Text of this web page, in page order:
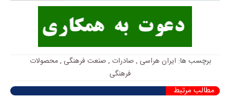
برچسب ها: ایران هراسی , صادرات , صنعت فرهنگی ,محصولات
فرهنگی
مطالب مرتبط